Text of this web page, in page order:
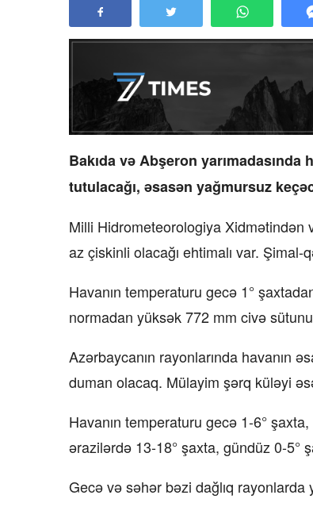
Bakıda və Abşeron
tutulacağı, əsasən yağmursuz
Milli Hidrometeorologiya Xidmətindən
az çiskinli olacağı ehtimalı var. Şimal-
Havanın temperaturu gecə 1°
normadan yüksək 772 mm civə
Azərbaycanın rayonlarında havanın
duman olacaq. Mülayim şərq küləyi
Havanın temperaturu gecə 1-6°
ərazilərdə 13-18° şaxta, gündüz 0-5°
Gecə və səhər bəzi dağlıq rayonlarda